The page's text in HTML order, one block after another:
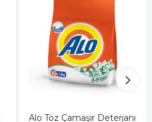
Alo Toz Çamaşır Deterjanı